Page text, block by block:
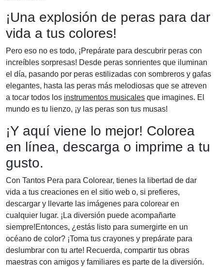
¡Una explosión de peras para dar
vida a tus colores!
Pero eso no es todo, ¡Prepárate para descubrir peras con
increíbles sorpresas! Desde peras sonrientes que iluminan
el día, pasando por peras estilizadas con sombreros y gafas
elegantes, hasta las peras más melodiosas que se atreven
a tocar todos los instrumentos musicales que imagines. El
mundo es tu lienzo, ¡y las peras son tus musas!
¡Y aquí viene lo mejor! Colorea
en línea, descarga o imprime a tu
gusto.
Con Tantos Pera para Colorear, tienes la libertad de dar
vida a tus creaciones en el sitio web o, si prefieres,
descargar y llevarte las imágenes para colorear en
cualquier lugar. ¡La diversión puede acompañarte
siempre!Entonces, ¿estás listo para sumergirte en un
océano de color? ¡Toma tus crayones y prepárate para
deslumbrar con tu arte! Recuerda, compartir tus obras
maestras con amigos y familiares es parte de la diversión.